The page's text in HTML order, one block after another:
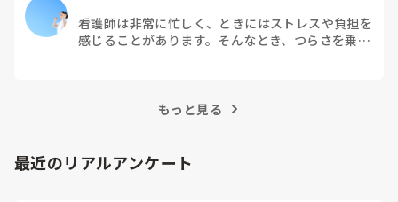
看護師は非常に忙しく、ときにはストレスや負担を
感じることがあります。そんなとき、つらさを乗り
もっと見る
最近のリアルアンケート